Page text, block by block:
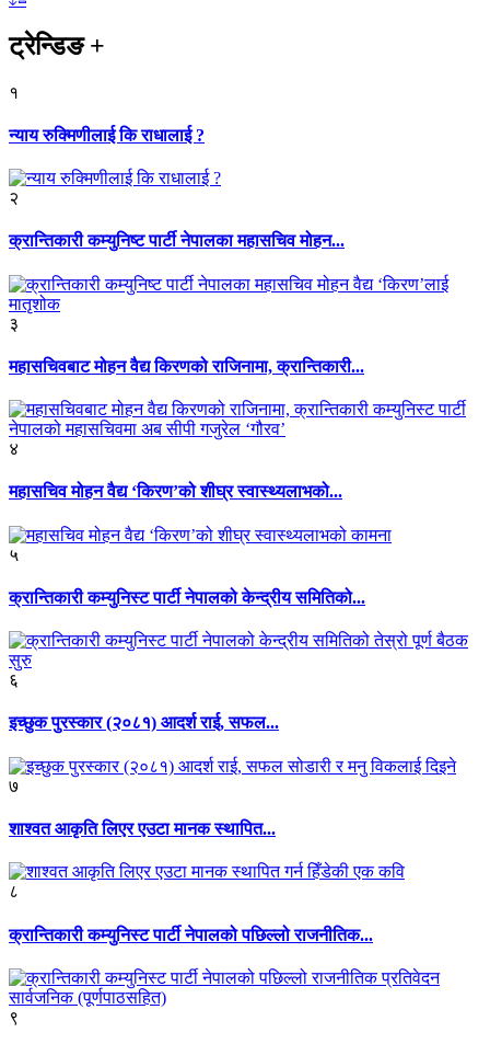
ट्रेन्डिङ+
१
न्याय रुक्मिणीलाई कि राधालाई ?
२
क्रान्तिकारी कम्युनिष्ट पार्टी नेपालका महासचिव मोहन...
३
महासचिवबाट मोहन वैद्य किरणको राजिनामा, क्रान्तिकारी...
४
महासचिव मोहन वैद्य ‘किरण’को शीघ्र स्वास्थ्यलाभको...
५
क्रान्तिकारी कम्युनिस्ट पार्टी नेपालको केन्द्रीय समितिको...
६
इच्छुक पुरस्कार (२०८१) आदर्श राई, सफल...
७
शाश्वत आकृति लिएर एउटा मानक स्थापित...
८
क्रान्तिकारी कम्युनिस्ट पार्टी नेपालको पछिल्लो राजनीतिक...
९